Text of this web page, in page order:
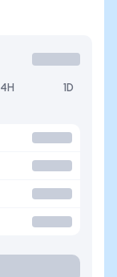
4H 1D